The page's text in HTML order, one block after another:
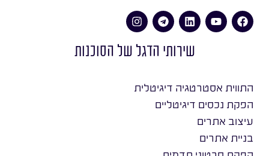
שירותי הדגל של הסוכנות
התווית אסטרטגיה דיגיטלית
הפקת נכסים דיגיטליים
עיצוב אתרים
בניית אתרים